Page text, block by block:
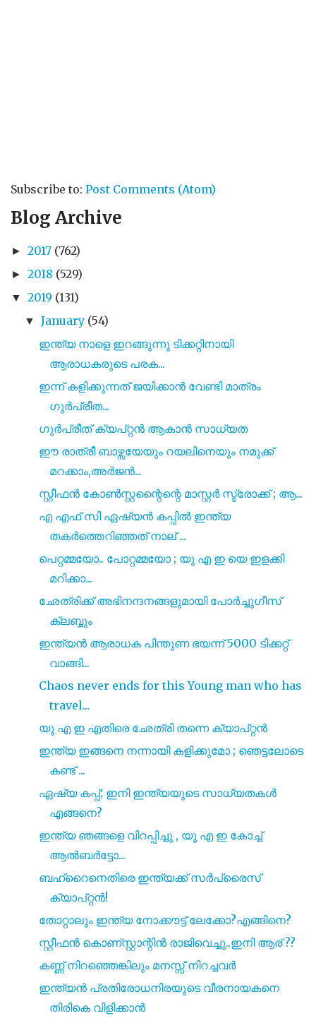
Subscribe to: Post Comments (Atom)
Blog Archive
► 2017 (762)
► 2018 (529)
▼ 2019 (131)
▼ January (54)
ഇന്ത്യ നാളെ ഇറങ്ങുന്നു ടിക്കറ്റിനായി
ആരാധകരുടെ പരക...
ഇന്ന് കളിക്കുന്നത് ജയിക്കാൻ വേണ്ടി മാത്രം
ഗുർപ്രീത...
ഗുർപ്രീത് ക്യപ്റ്റൻ ആകാൻ സാധ്യത
ഈ രാത്രീ ബാഴ്സയേയും റയലിനെയും നമുക്ക്
മറക്കാം,അർജൻ...
സ്റ്റീഫൻ കോൺസ്റ്റന്റൈന്റെ മാസ്റ്റർ സ്ട്രോക്ക് ; ആ...
എ എഫ് സി ഏഷ്യൻ കപ്പിൽ ഇന്ത്യ
തകർത്തെറിഞ്ഞത് നാല് ...
പെറ്റമ്മയോ.. പോറ്റമ്മയോ ; യു എ ഇ യെ ഇളക്കി
മറിക്കാ...
ഛേത്രിക്ക് അഭിനന്ദനങ്ങളുമായി പോർച്ചുഗീസ്
ക്ലബ്ബും
ഇന്ത്യൻ ആരാധക പിന്തുണ ഭയന്ന് 5000 ടിക്കറ്റ്
വാങ്ങി...
Chaos never ends for this Young man who has
travel...
യു എ ഇ എതിരെ ഛേത്രി തന്നെ ക്യാപ്റ്റൻ
ഇന്ത്യ ഇങ്ങനെ നന്നായി കളിക്കുമോ ; ഞെട്ടലോടെ
കണ്ട് ...
ഏഷ്യ കപ്പ്; ഇനി ഇന്ത്യയുടെ സാധ്യതകൾ
എങ്ങനെ?
ഇന്ത്യ ഞങ്ങളെ വിറപ്പിച്ചു , യൂ എ ഇ കോച്ച്
ആൽബർട്ടോ...
ബഹ്റൈനെതിരെ ഇന്ത്യക്ക് സർപ്രൈസ്
ക്യാപ്റ്റൻ!
തോറ്റാലും ഇന്ത്യ നോക്കൗട്ട് ലേക്കോ?എങ്ങിനെ?
സ്റ്റീഫൻ കൊണ്സ്റ്റാന്റിൻ രാജിവെച്ചു..ഇനി ആര് ??
കണ്ണ് നിറഞ്ഞെങ്കിലും മനസ്സ് നിറച്ചവർ
ഇന്ത്യൻ പ്രതിരോധനിരയുടെ വീരനായകനെ
തിരികെ വിളിക്കാൻ